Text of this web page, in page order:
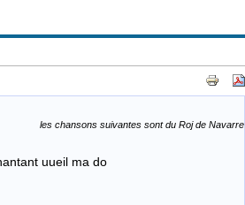
les chansons suivantes sont du Roj de Navarre
uueil ma do